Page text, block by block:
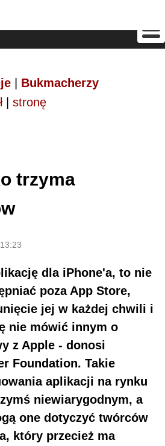
Bukmacherzy
| stronę
trzyma
dla iPhone'a, to nie
poza App Store,
jej w każdej chwili i
nie mówić innym o
z Apple - donosi
Foundation. Takie
aplikacji na rynku
niewiarygodnym, a
one dotyczyć twórców
który przecież ma